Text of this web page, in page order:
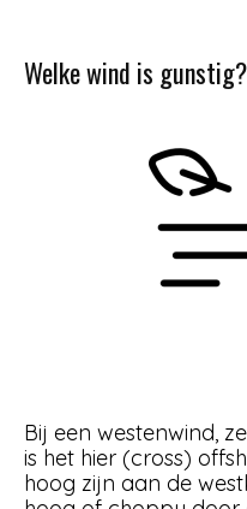
Welke wind is gunstig?
Bij een westenwind,
is het hier (cross)
hoog zijn aan de